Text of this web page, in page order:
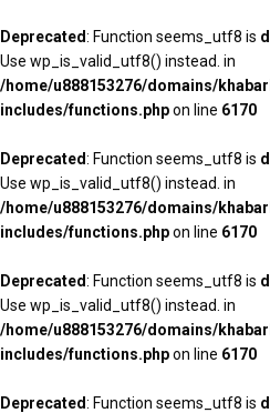
Deprecated: Function seems_utf8 is
Use wp_is_valid_utf8() instead. in
/home/u888153276/domains/
includes/functions.phpon line 6170
Deprecated: Function seems_utf8 is
Use wp_is_valid_utf8() instead. in
/home/u888153276/domains/
includes/functions.phpon line 6170
Deprecated: Function seems_utf8 is
Use wp_is_valid_utf8() instead. in
/home/u888153276/domains/
includes/functions.phpon line 6170
Deprecated: Function seems_utf8 is